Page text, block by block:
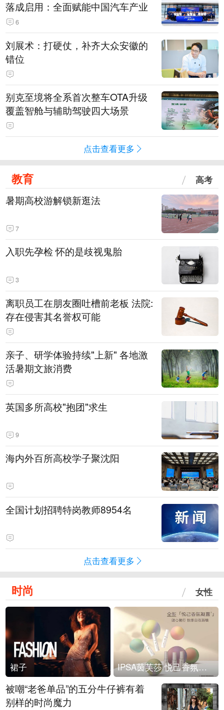
落成启用：全面赋能中国汽车产业
6
刘展术：打硬仗，补齐大众安徽的
错位
别克至境将全系首次整车OTA升级
覆盖智舱与辅助驾驶四大场景
点击查看更多
教育 高考
暑期高校游解锁新逛法
7
入职先孕检 怀的是歧视鬼胎
3
离职员工在朋友圈吐槽前老板 法院:
存在侵害其名誉权可能
亲子、研学体验持续"上新" 各地激
活暑期文旅消费
英国多所高校"抱团"求生
9
海内外百所高校学子聚沈阳
全国计划招聘特岗教师8954名
点击查看更多
时尚 女性
裙子 IPSA茵芙莎 悦己香氛凝露上市
被嘲“老爸单品”的五分牛仔裤有着
别样的时尚魔力